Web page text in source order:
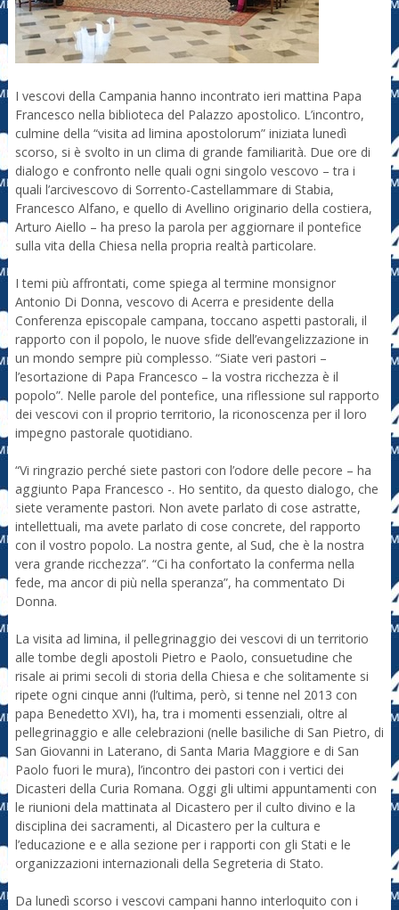
I vescovi della Campania hanno incontrato ieri mattina Papa
Francesco nella biblioteca del Palazzo apostolico. L’incontro,
culmine della “visita ad limina apostolorum” iniziata lunedì
scorso, si è svolto in un clima di grande familiarità. Due ore di
dialogo e confronto nelle quali ogni singolo vescovo – tra i
quali l’arcivescovo di Sorrento-Castellammare di Stabia,
Francesco Alfano, e quello di Avellino originario della costiera,
Arturo Aiello – ha preso la parola per aggiornare il pontefice
sulla vita della Chiesa nella propria realtà particolare.
I temi più affrontati, come spiega al termine monsignor
Antonio Di Donna, vescovo di Acerra e presidente della
Conferenza episcopale campana, toccano aspetti pastorali, il
rapporto con il popolo, le nuove sfide dell’evangelizzazione in
un mondo sempre più complesso. “Siate veri pastori –
l’esortazione di Papa Francesco – la vostra ricchezza è il
popolo”. Nelle parole del pontefice, una riflessione sul rapporto
dei vescovi con il proprio territorio, la riconoscenza per il loro
impegno pastorale quotidiano.
“Vi ringrazio perché siete pastori con l’odore delle pecore – ha
aggiunto Papa Francesco -. Ho sentito, da questo dialogo, che
siete veramente pastori. Non avete parlato di cose astratte,
intellettuali, ma avete parlato di cose concrete, del rapporto
con il vostro popolo. La nostra gente, al Sud, che è la nostra
vera grande ricchezza”. “Ci ha confortato la conferma nella
fede, ma ancor di più nella speranza”, ha commentato Di
Donna.
La visita ad limina, il pellegrinaggio dei vescovi di un territorio
alle tombe degli apostoli Pietro e Paolo, consuetudine che
risale ai primi secoli di storia della Chiesa e che solitamente si
ripete ogni cinque anni (l’ultima, però, si tenne nel 2013 con
papa Benedetto XVI), ha, tra i momenti essenziali, oltre al
pellegrinaggio e alle celebrazioni (nelle basiliche di San Pietro, di
San Giovanni in Laterano, di Santa Maria Maggiore e di San
Paolo fuori le mura), l’incontro dei pastori con i vertici dei
Dicasteri della Curia Romana. Oggi gli ultimi appuntamenti con
le riunioni dela mattinata al Dicastero per il culto divino e la
disciplina dei sacramenti, al Dicastero per la cultura e
l’educazione e e alla sezione per i rapporti con gli Stati e le
organizzazioni internazionali della Segreteria di Stato.
Da lunedì scorso i vescovi campani hanno interloquito con i